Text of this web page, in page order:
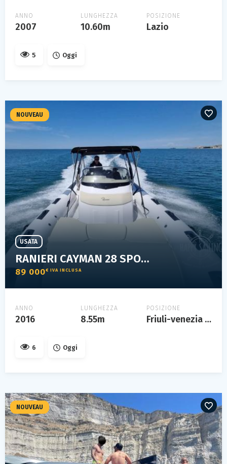
ANNO
2007
LUNGHEZZA
10.60m
POSIZIONE
Lazio
5 Oggi
RANIERI CAYMAN 28 SPORT TOURING
89 000€ IVA INCLUSA
USATA
ANNO
2016
LUNGHEZZA
8.55m
POSIZIONE
Friuli-venezia giulia
NOUVEAU
6 Oggi
NOUVEAU